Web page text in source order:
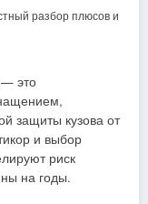
— это
защиты кузова от
и выбор
риск
на годы.